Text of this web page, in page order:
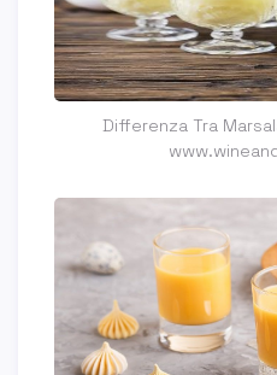
Differenza Tra